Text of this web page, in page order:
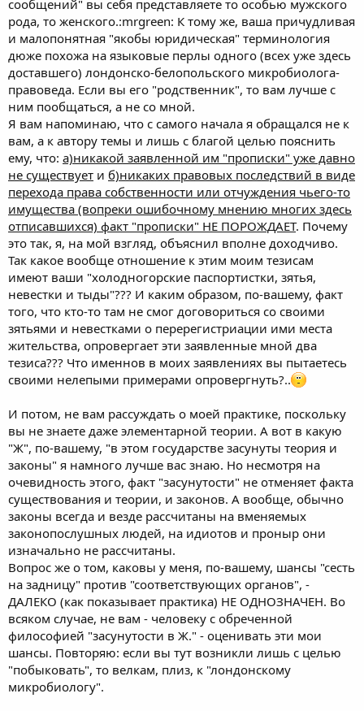
этим не сталкивались...а теорию и законы в этом государстве
можно засунуть в Ж.
да понятно, только приходя в соответствующие органы, вас
умного юриста все-равно заставят действовать по правилам
органов...попыжитесь немножко и на задницу сядете.
мне интересно, как это будет происходить: бежать к ментам и
говорить: он (а) такой бессовестный, я тут владелец, а он не
хочет сниматься с регистрации, ловите его и за руку к
паспортисту ведите, пусть гад такой (ая) снимается с
регистрации???????
думаю, менты у виска покрутят
для лишения регистрации нужно либо личное желание ее
сменить, либо решение суда.
ну а если вы уверенны в обратном, с удовольствием намотаем
на ус пошаговую инструкцию лишения регистрации
(куда
идти, где что писать, что делать и тыды)
сообщений" вы себя представляете то особью мужского
рода, то женского.:mrgreen: К тому же, ваша причудливая
и малопонятная "якобы юридическая" терминология
дюже похожа на языковые перлы одного (всех уже здесь
доставшего) лондонско-белопольского микробиолога-
правоведа. Если вы его "родственник", то вам лучше с
ним пообщаться, а не со мной.
Я вам напоминаю, что с самого начала я обращался не к
вам, а к автору темы и лишь с благой целью пояснить
ему, что: а)никакой заявленной им "прописки" уже давно
не существует и б)никаких правовых последствий в виде
перехода права собственности или отчуждения чьего-то
имущества (вопреки ошибочному мнению многих здесь
отписавшихся) факт "прописки" НЕ ПОРОЖДАЕТ. Почему
это так, я, на мой взгляд, объяснил вполне доходчиво.
Так какое вообще отношение к этим моим тезисам
имеют ваши "холодногорские паспортистки, зятья,
невестки и тыды"??? И каким образом, по-вашему, факт
того, что кто-то там не смог договориться со своими
зятьями и невестками о перерегистриации ими места
жительства, опровергает эти заявленные мной два
тезиса??? Что именнов в моих заявлениях вы пытаетесь
своими нелепыми примерами опровергнуть?..
И потом, не вам рассуждать о моей практике, поскольку
вы не знаете даже элементарной теории. А вот в какую
"Ж", по-вашему, "в этом государстве засунуты теория и
законы" я намного лучше вас знаю. Но несмотря на
очевидность этого, факт "засунутости" не отменяет факта
существования и теории, и законов. А вообще, обычно
законы всегда и везде рассчитаны на вменяемых
законопослушных людей, на идиотов и проныр они
изначально не рассчитаны.
Вопрос же о том, каковы у меня, по-вашему, шансы "сесть
на задницу" против "соответствующих органов", -
ДАЛЕКО (как показывает практика) НЕ ОДНОЗНАЧЕН. Во
всяком случае, не вам - человеку с обреченной
философией "засунутости в Ж." - оценивать эти мои
шансы. Повторяю: если вы тут возникли лишь с целью
"побыковать", то велкам, плиз, к "лондонскому
микробиологу".